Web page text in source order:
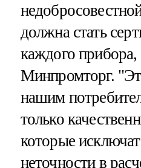
должна стать
каждого прибора,
Минпромторг.
нашим
только
которые
неточности в